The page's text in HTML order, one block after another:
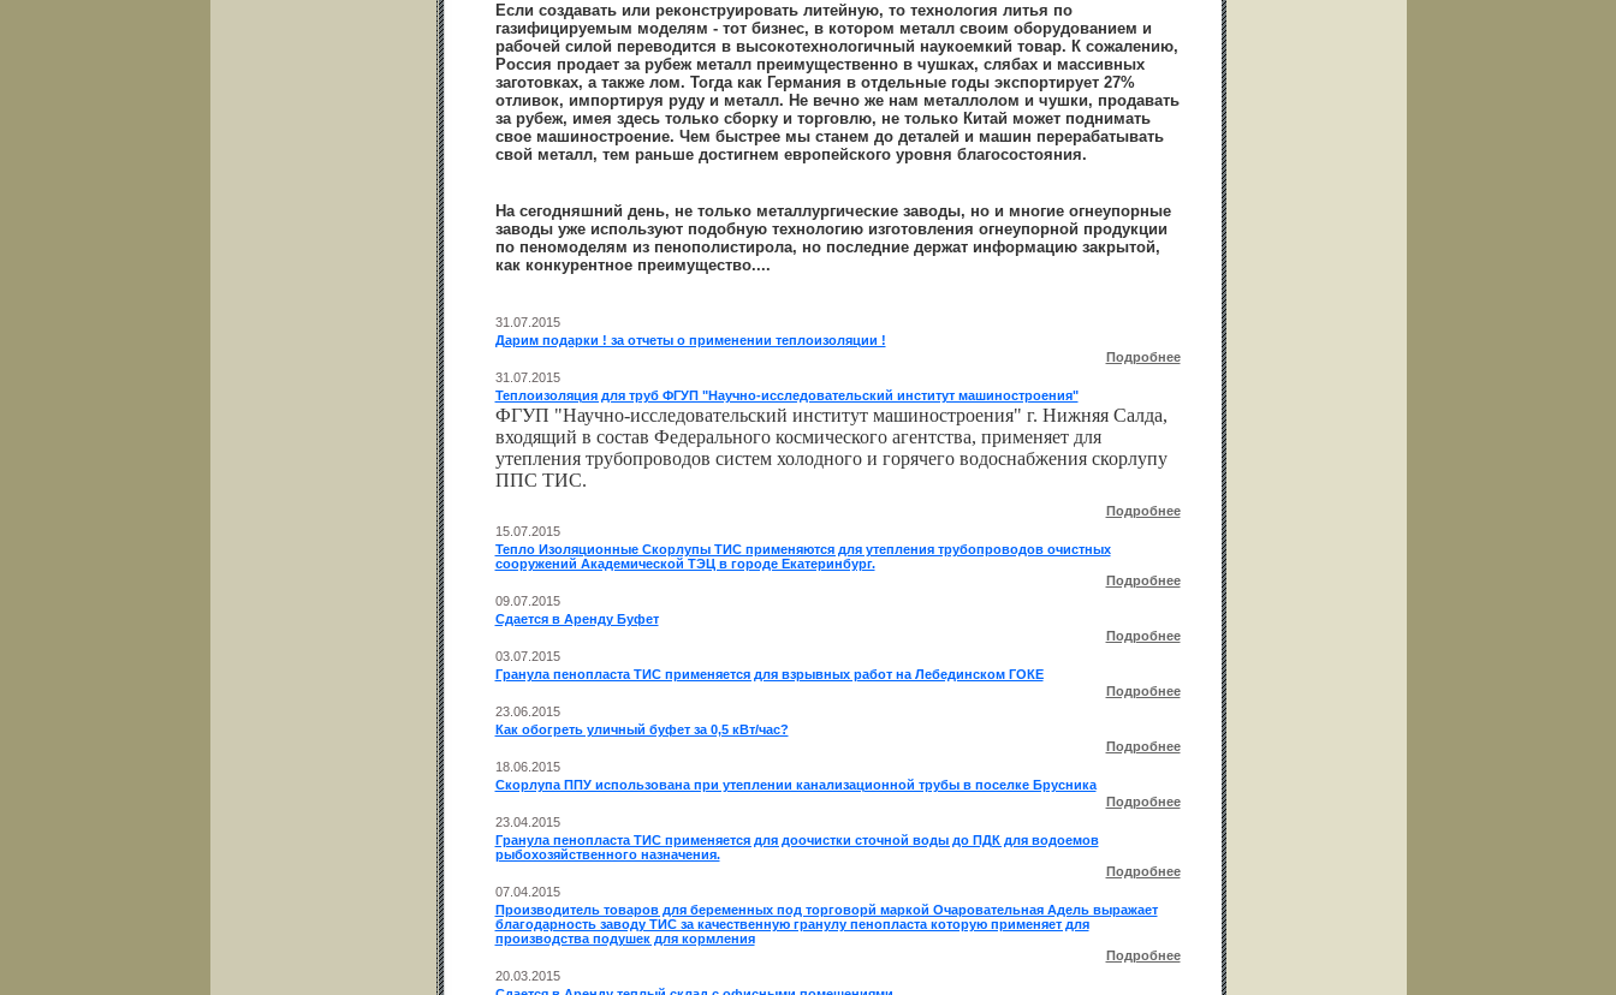
Если создавать или реконструировать литейную, то технология литья по
газифицируемым моделям - тот бизнес, в котором металл своим оборудованием и
рабочей силой переводится в высокотехнологичный наукоемкий товар. К сожалению,
Россия продает за рубеж металл преимущественно в чушках, слябах и массивных
заготовках, а также лом. Тогда как Германия в отдельные годы экспортирует 27%
отливок, импортируя руду и металл. Не вечно же нам металлолом и чушки, продавать
за рубеж, имея здесь только сборку и торговлю, не только Китай может поднимать
свое машиностроение. Чем быстрее мы станем до деталей и машин перерабатывать
свой металл, тем раньше достигнем европейского уровня благосостояния.
На сегодняшний день, не только металлургические заводы, но и многие огнеупорные
заводы уже используют подобную технологию изготовления огнеупорной продукции
по пеномоделям из пенополистирола, но последние держат информацию закрытой,
как конкурентное преимущество....
31.07.2015
Дарим подарки ! за отчеты о применении теплоизоляции !
Подробнее
31.07.2015
Теплоизоляция для труб ФГУП "Научно-исследовательский институт машиностроения"
ФГУП "Научно-исследовательский институт машиностроения" г. Нижняя Салда,
входящий в состав Федерального космического агентства, применяет для
утепления трубопроводов систем холодного и горячего водоснабжения скорлупу
ППС ТИС.
Подробнее
15.07.2015
Тепло Изоляционные Скорлупы ТИС применяются для утепления трубопроводов очистных
сооружений Академической ТЭЦ в городе Екатеринбург.
Подробнее
09.07.2015
Сдается в Аренду Буфет
Подробнее
03.07.2015
Гранула пенопласта ТИС применяется для взрывных работ на Лебединском ГОКЕ
Подробнее
23.06.2015
Как обогреть уличный буфет за 0,5 кВт/час?
Подробнее
18.06.2015
Скорлупа ППУ использована при утеплении канализационной трубы в поселке Брусника
Подробнее
23.04.2015
Гранула пенопласта ТИС применяется для доочистки сточной воды до ПДК для водоемов
рыбохозяйственного назначения.
Подробнее
07.04.2015
Производитель товаров для беременных под торговорй маркой Очаровательная Адель выражает
благодарность заводу ТИС за качественную гранулу пенопласта которую применяет для
производства подушек для кормления
Подробнее
20.03.2015